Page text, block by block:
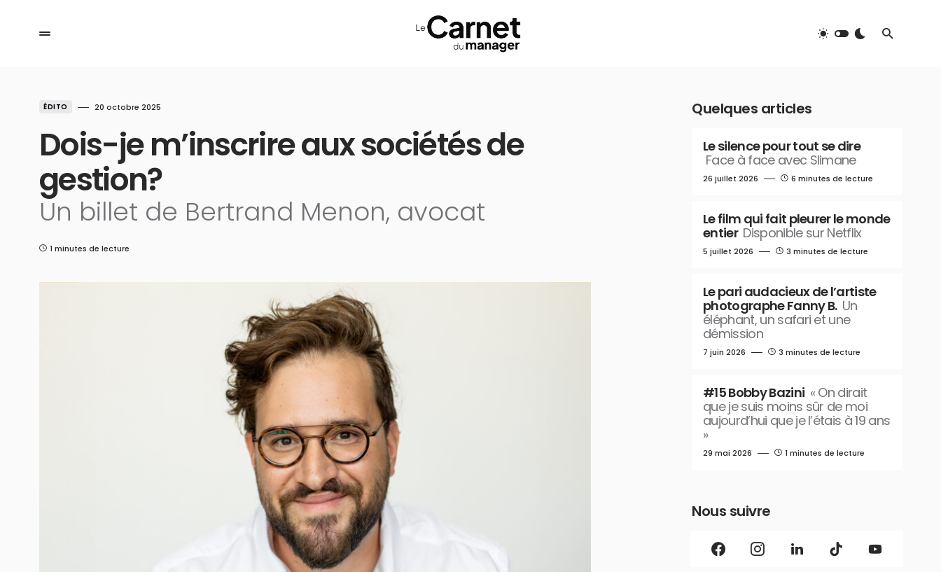
ÉDITO 20 octobre 2025
Dois-je m’inscrire aux sociétés de
gestion?
Un billet de Bertrand Menon, avocat
1 minutes de lecture
Quelques articles
Le silence pour tout se dire
Face à face avec Slimane
26 juillet 2026 6 minutes de lecture
Le film qui fait pleurer le monde
entier Disponible sur Netflix
5 juillet 2026 3 minutes de lecture
Le pari audacieux de l’artiste
photographe Fanny B. Un
éléphant, un safari et une
démission
7 juin 2026 3 minutes de lecture
#15 Bobby Bazini « On dirait
que je suis moins sûr de moi
aujourd’hui que je l’étais à 19 ans
»
29 mai 2026 1 minutes de lecture
Nous suivre